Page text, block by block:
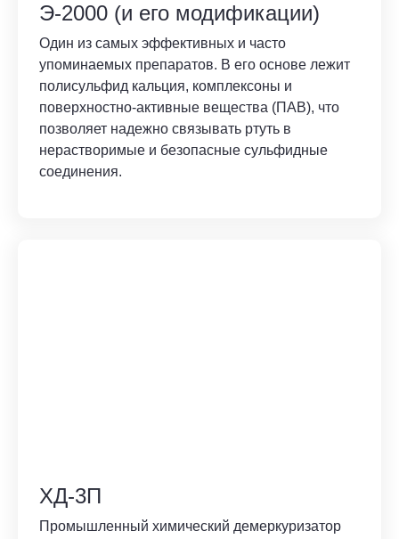
Э-2000 (и его модификации)
Один из самых эффективных и часто
упоминаемых препаратов. В его основе лежит
полисульфид кальция, комплексоны и
поверхностно-активные вещества (ПАВ), что
позволяет надежно связывать ртуть в
нерастворимые и безопасные сульфидные
соединения.
ХД-3П
Промышленный химический демеркуризатор